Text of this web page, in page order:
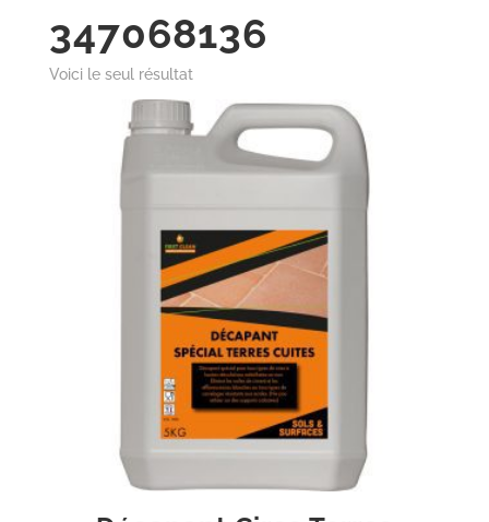
347068136
Voici le seul résultat